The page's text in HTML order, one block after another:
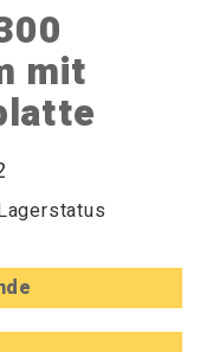
mit